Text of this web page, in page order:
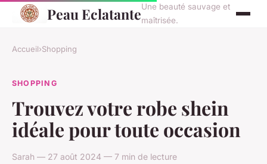
Peau EclatanteUne beauté sauvage et
maîtrisée.
Accueil›Shopping
SHOPPING
Trouvez votre robe shein
idéale pour toute occasion
Sarah — 27 août 2024 — 7 min de lecture